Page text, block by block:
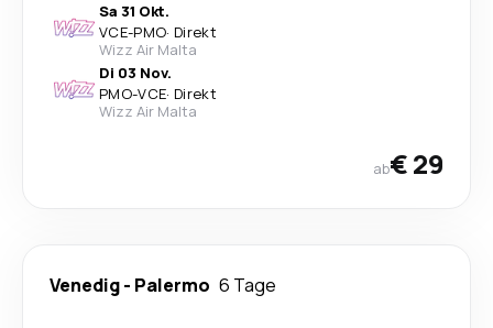
Sa 31 Okt.
VCE-PMO· Direkt
Wizz Air Malta
Di 03 Nov.
PMO-VCE· Direkt
Wizz Air Malta
ab€ 29
Venedig- Palermo 6 Tage